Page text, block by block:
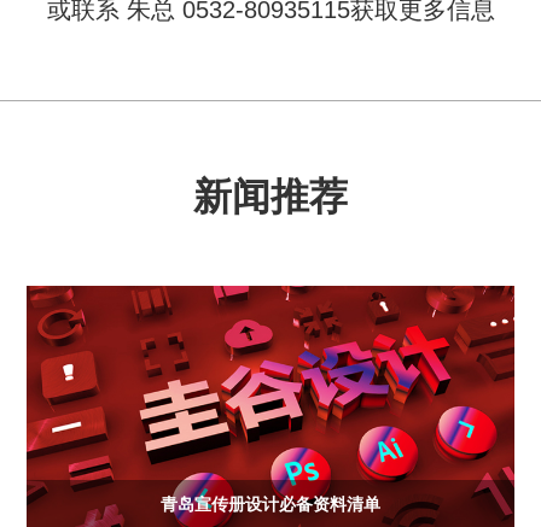
或联系 朱总 0532-80935115获取更多信息
新闻推荐
青岛宣传册设计必备资料清单